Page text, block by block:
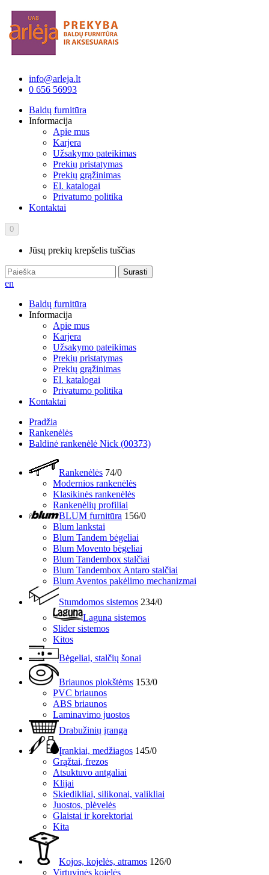
info@arleja.lt
0 656 56993
Baldų furnitūra
Informacija
Apie mus
Karjera
Užsakymo pateikimas
Prekių pristatymas
Prekių grąžinimas
El. katalogai
Privatumo politika
Kontaktai
0
Jūsų prekių krepšelis tuščias
Surasti
en
Baldų furnitūra
Informacija
Apie mus
Karjera
Užsakymo pateikimas
Prekių pristatymas
Prekių grąžinimas
El. katalogai
Privatumo politika
Kontaktai
Pradžia
Rankenėlės
Baldinė rankenėlė Nick (00373)
Rankenėlės 74/0
Modernios rankenėlės
Klasikinės rankenėlės
Rankenėlių profiliai
BLUM furnitūra 156/0
Blum lankstai
Blum Tandem bėgeliai
Blum Movento bėgeliai
Blum Tandembox stalčiai
Blum Tandembox Antaro stalčiai
Blum Aventos pakėlimo mechanizmai
Stumdomos sistemos 234/0
Laguna sistemos
Slider sistemos
Kitos
Bėgeliai, stalčių šonai
Briaunos plokštėms 153/0
PVC briaunos
ABS briaunos
Laminavimo juostos
Drabužinių įranga
Įrankiai, medžiagos 145/0
Grąžtai, frezos
Atsuktuvo antgaliai
Klijai
Skiedikliai, silikonai, valikliai
Juostos, plėvelės
Glaistai ir korektoriai
Kita
Kojos, kojelės, atramos 126/0
Virtuvinės kojelės